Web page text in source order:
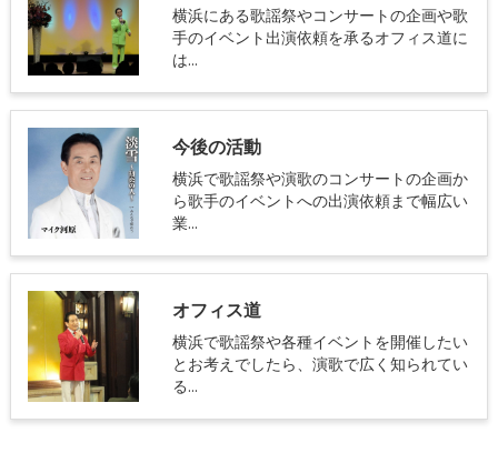
横浜にある歌謡祭やコンサートの企画や歌
手のイベント出演依頼を承るオフィス道に
は…
今後の活動
横浜で歌謡祭や演歌のコンサートの企画か
ら歌手のイベントへの出演依頼まで幅広い
業…
オフィス道
横浜で歌謡祭や各種イベントを開催したい
とお考えでしたら、演歌で広く知られてい
る…